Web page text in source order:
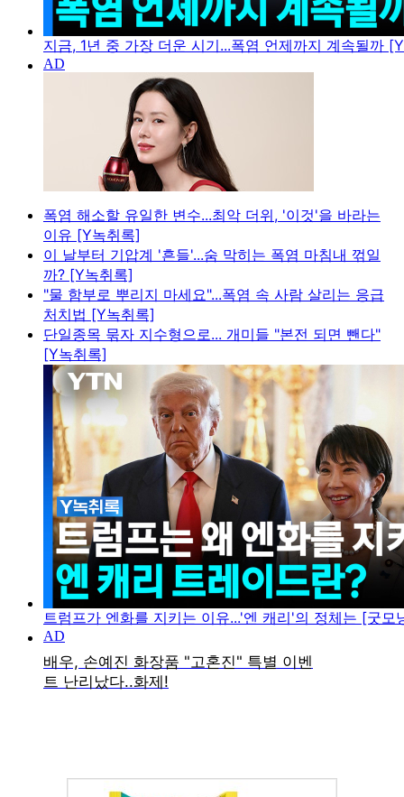
지금, 1년 중 가장 더운 시기...폭염 언제까지 계속될까
폭염 해소할 유일한 변수...최악 더위, '이것'을 바라는
이유 [Y녹취록]
이 날부터 기압계 '흔들'...숨 막히는 폭염 마침내 꺾일
까? [Y녹취록]
"물 함부로 뿌리지 마세요"...폭염 속 사람 살리는 응급
처치법 [Y녹취록]
단일종목 묶자 지수형으로... 개미들 "본전 되면 뺀다"
[Y녹취록]
트럼프가 엔화를 지키는 이유...'엔 캐리'의 정체는 [굿모